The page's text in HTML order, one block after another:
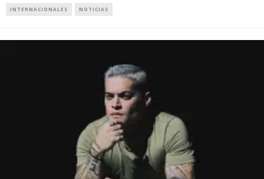
INTERNACIONALES NOTICIAS